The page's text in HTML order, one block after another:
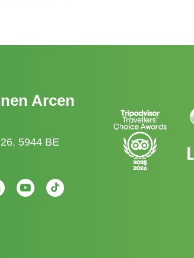
Arcen
5944 BE